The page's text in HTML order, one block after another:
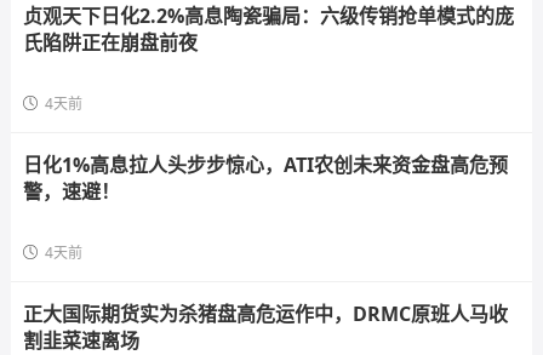
贞观天下日化2.2%高息陶瓷骗局：六级传销抢单模式的庞
氏陷阱正在崩盘前夜
4天前
日化1%高息拉人头步步惊心，ATI农创未来资金盘高危预
警，速避！
4天前
正大国际期货实为杀猪盘高危运作中，DRMC原班人马收
割韭菜速离场